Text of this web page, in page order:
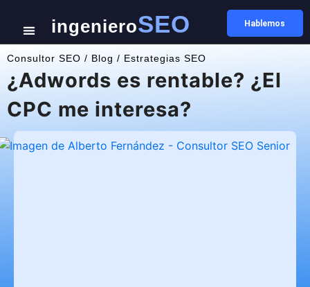
ingenieroSEO Hablemos
Consultor SEO / Blog / Estrategias SEO
¿Adwords es rentable? ¿El
CPC me interesa?